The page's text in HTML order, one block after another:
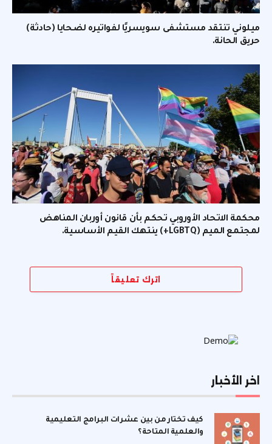
ميلوني تنتقد مستشفى سويسريًا لفواتيره لضحايا (حادثة)
حريق الحانة.
محكمة الاتحاد الأوروبي تحكم بأن قانون أوربان المناهض
لمجتمع الميم (LGBTQ+) ينتهك القيم الأساسية.
اترك تعليقاً
اخر الأخبار
كيف تختار من بين عشرات البرامج التعليمية
والعلمية المتاحة؟